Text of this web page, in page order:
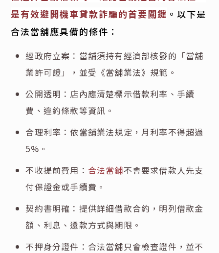
是有效避開機車貸款詐騙的首要關鍵 。以下是
合法當舖應具備的條件：
經政府立案：當舖須持有經濟部核發的「當舖
業許可證」，並受《當舖業法》規範。
公開透明：店內應清楚標示借款利率、手續
費、違約條款等資訊。
合理利率：依當舖業法規定，月利率不得超過
5%。
不收提前費用： 合法當鋪不會要求借款人先支
付保證金或手續費。
契約書明確：提供詳細借款合約，明列借款金
額、利息、還款方式與期限。
不押身分證件：合法當舖只會檢查證件，並不